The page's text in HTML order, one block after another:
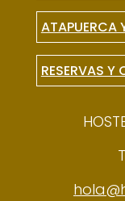
ATAPUERCA
RESERVAS